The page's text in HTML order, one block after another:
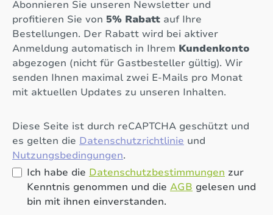
Abonnieren Sie unseren Newsletter und
profitieren Sie von 5% Rabatt auf Ihre
Bestellungen. Der Rabatt wird bei aktiver
Anmeldung automatisch in Ihrem Kundenkonto
abgezogen (nicht für Gastbesteller gültig). Wir
senden Ihnen maximal zwei E-Mails pro Monat
mit aktuellen Updates zu unseren Inhalten.
Diese Seite ist durch reCAPTCHA geschützt und
es gelten die Datenschutzrichtlinie und
Nutzungsbedingungen.
Ich habe die Datenschutzbestimmungen zur
Kenntnis genommen und die AGB gelesen und
bin mit ihnen einverstanden.